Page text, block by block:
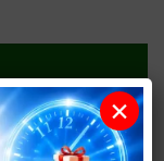
×